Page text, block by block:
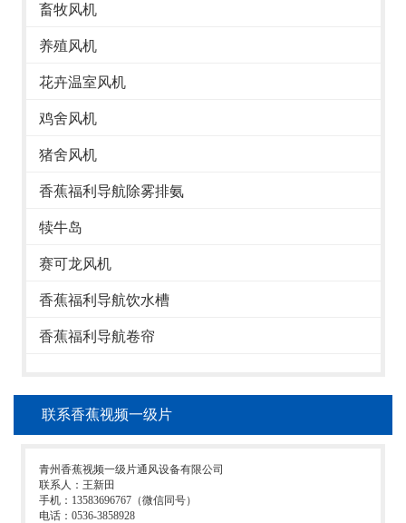
畜牧风机
养殖风机
花卉温室风机
鸡舍风机
猪舍风机
香蕉福利导航除雾排氨
犊牛岛
赛可龙风机
香蕉福利导航饮水槽
香蕉福利导航卷帘
联系香蕉视频一级片
青州香蕉视频一级片通风设备有限公司
联系人：王新田
手机：13583696767（微信同号）
电话：0536-3858928